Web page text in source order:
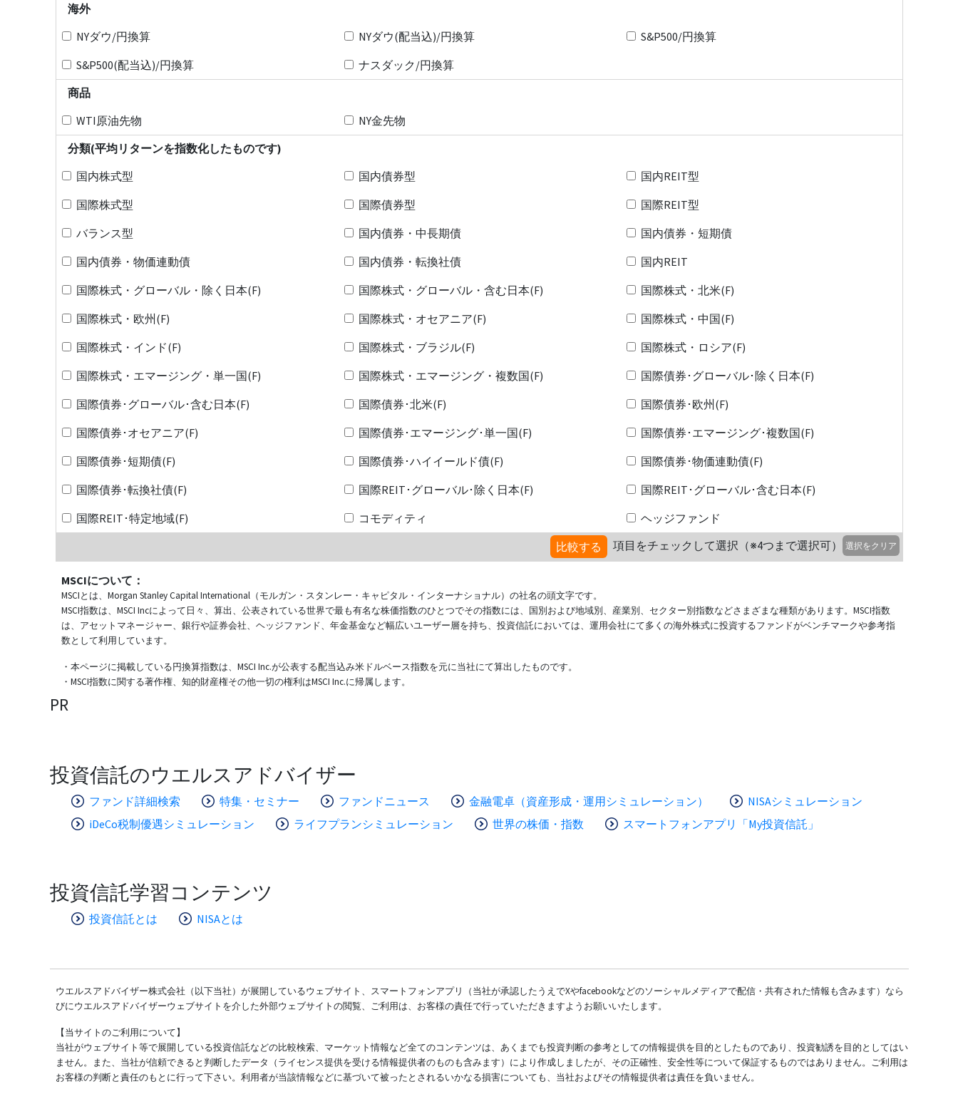
海外
NYダウ/円換算
NYダウ(配当込)/円換算
S&P500/円換算
S&P500(配当込)/円換算
ナスダック/円換算
商品
WTI原油先物
NY金先物
分類(平均リターンを指数化したものです)
国内株式型
国内債券型
国内REIT型
国際株式型
国際債券型
国際REIT型
バランス型
国内債券・中長期債
国内債券・短期債
国内債券・物価連動債
国内債券・転換社債
国内REIT
国際株式・グローバル・除く日本(F)
国際株式・グローバル・含む日本(F)
国際株式・北米(F)
国際株式・欧州(F)
国際株式・オセアニア(F)
国際株式・中国(F)
国際株式・インド(F)
国際株式・ブラジル(F)
国際株式・ロシア(F)
国際株式・エマージング・単一国(F)
国際株式・エマージング・複数国(F)
国際債券･グローバル･除く日本(F)
国際債券･グローバル･含む日本(F)
国際債券･北米(F)
国際債券･欧州(F)
国際債券･オセアニア(F)
国際債券･エマージング･単一国(F)
国際債券･エマージング･複数国(F)
国際債券･短期債(F)
国際債券･ハイイールド債(F)
国際債券･物価連動債(F)
国際債券･転換社債(F)
国際REIT･グローバル･除く日本(F)
国際REIT･グローバル･含む日本(F)
国際REIT･特定地域(F)
コモディティ
ヘッジファンド
比較する
項目をチェックして選択（※4つまで選択可） 選択をクリア
MSCIについて：
MSCIとは、Morgan Stanley Capital International（モルガン・スタンレー・キャピタル・インターナショナル）の社名の頭文字です。
MSCI指数は、MSCI Incによって日々、算出、公表されている世界で最も有名な株価指数のひとつでその指数には、国別および地域別、産業別、セクター別指数などさまざまな種類があります。MSCI指数
は、アセットマネージャー、銀行や証券会社、ヘッジファンド、年金基金など幅広いユーザー層を持ち、投資信託においては、運用会社にて多くの海外株式に投資するファンドがベンチマークや参考指
数として利用しています。
・本ページに掲載している円換算指数は、MSCI Inc.が公表する配当込み米ドルベース指数を元に当社にて算出したものです。
・MSCI指数に関する著作権、知的財産権その他一切の権利はMSCI Inc.に帰属します。
PR
投資信託のウエルスアドバイザー
ファンド詳細検索 特集・セミナー ファンドニュース 金融電卓（資産形成・運用シミュレーション）
NISAシミュレーション
iDeCo税制優遇シミュレーション
ライフプランシミュレーション 世界の株価・指数 スマートフォンアプリ「My投資信託」
投資信託学習コンテンツ
投資信託とは NISAとは
ウエルスアドバイザー株式会社（以下当社）が展開しているウェブサイト、スマートフォンアプリ（当社が承認したうえでXやfacebookなどのソーシャルメディアで配信・共有された情報も含みます）なら
びにウエルスアドバイザーウェブサイトを介した外部ウェブサイトの閲覧、ご利用は、お客様の責任で行っていただきますようお願いいたします。
【当サイトのご利用について】
当社がウェブサイト等で展開している投資信託などの比較検索、マーケット情報など全てのコンテンツは、あくまでも投資判断の参考としての情報提供を目的としたものであり、投資勧誘を目的としてはい
ません。また、当社が信頼できると判断したデータ（ライセンス提供を受ける情報提供者のものも含みます）により作成しましたが、その正確性、安全性等について保証するものではありません。ご利用は
お客様の判断と責任のもとに行って下さい。利用者が当該情報などに基づいて被ったとされるいかなる損害についても、当社およびその情報提供者は責任を負いません。